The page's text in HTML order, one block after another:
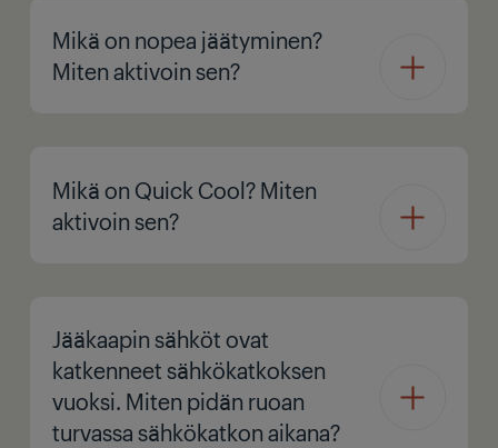
Mikä on nopea jäätyminen?
Miten aktivoin sen?
Mikä on Quick Cool? Miten
aktivoin sen?
Jääkaapin sähköt ovat
katkenneet sähkökatkoksen
vuoksi. Miten pidän ruoan
turvassa sähkökatkon aikana?